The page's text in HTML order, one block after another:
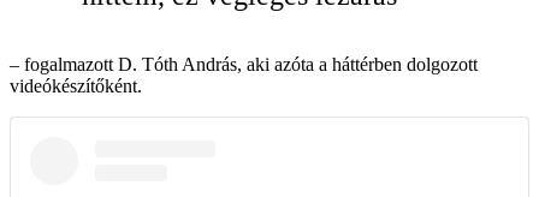
– fogalmazott D. Tóth András, aki azóta a háttérben dolgozott
videókészítőként.